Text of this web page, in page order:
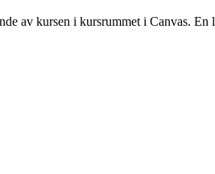
av kursen i kursrummet i Canvas.